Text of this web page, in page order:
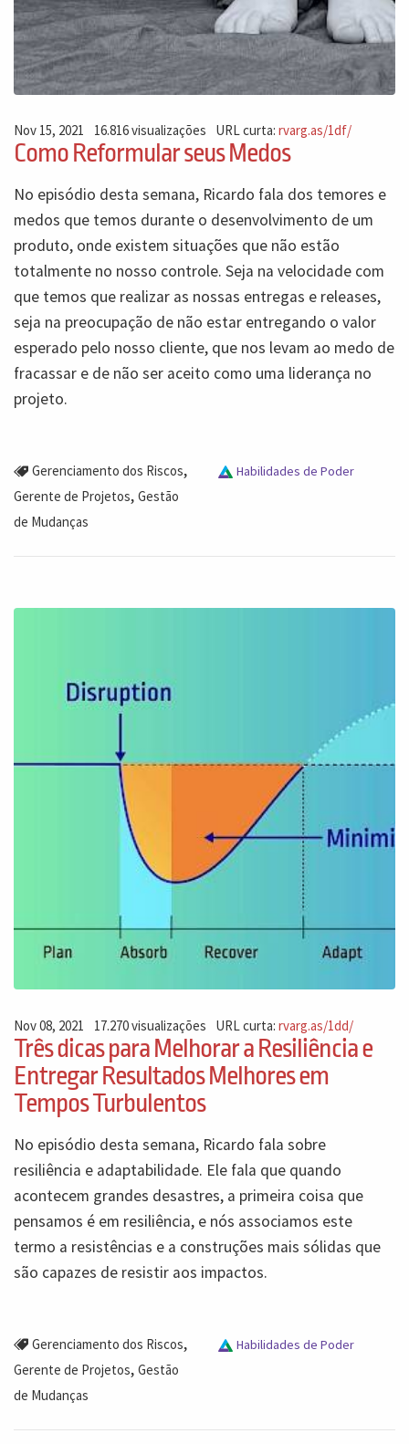
Nov 15, 2021 16.816 visualizações URL curta:rvarg.as/1df/
Como Reformular seus Medos
No episódio desta semana, Ricardo fala dos temores e
medos que temos durante o desenvolvimento de um
produto, onde existem situações que não estão
totalmente no nosso controle. Seja na velocidade com
que temos que realizar as nossas entregas e releases,
seja na preocupação de não estar entregando o valor
esperado pelo nosso cliente, que nos levam ao medo de
fracassar e de não ser aceito como uma liderança no
projeto.
Gerenciamento dos Riscos,
Gerente de Projetos, Gestão
de Mudanças
Habilidades de Poder
Nov 08, 2021 17.270 visualizações URL curta:rvarg.as/1dd/
Três dicas para Melhorar a Resiliência e
Entregar Resultados Melhores em
Tempos Turbulentos
No episódio desta semana, Ricardo fala sobre
resiliência e adaptabilidade. Ele fala que quando
acontecem grandes desastres, a primeira coisa que
pensamos é em resiliência, e nós associamos este
termo a resistências e a construções mais sólidas que
são capazes de resistir aos impactos.
Gerenciamento dos Riscos,
Gerente de Projetos, Gestão
de Mudanças
Habilidades de Poder